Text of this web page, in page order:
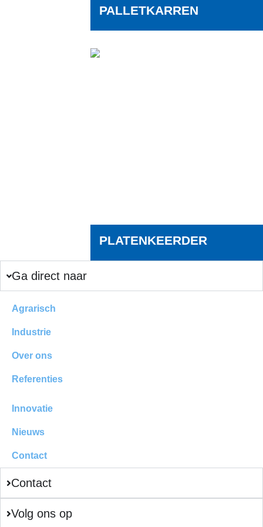
PALLETKARREN
PLATENKEERDER
Ga direct naar
Agrarisch
Industrie
Over ons
Referenties
Innovatie
Nieuws
Contact
Contact
Volg ons op